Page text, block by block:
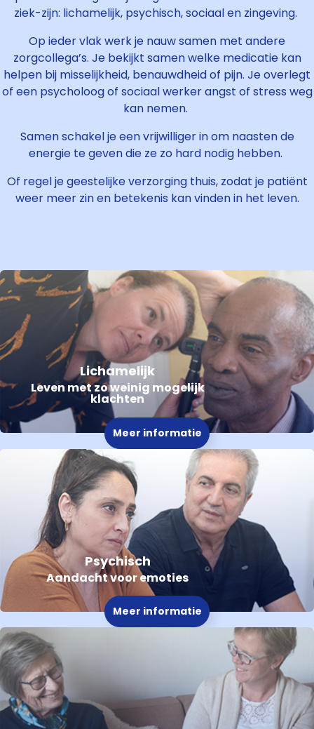
ziek-zijn: lichamelijk, psychisch, sociaal en zingeving.
Op ieder vlak werk je nauw samen met andere
zorgcollega’s. Je bekijkt samen welke medicatie kan
helpen bij misselijkheid, benauwdheid of pijn. Je overlegt
of een psycholoog of sociaal werker angst of stress weg
kan nemen.
Samen schakel je een vrijwilliger in om naasten de
energie te geven die ze zo hard nodig hebben.
Of regel je geestelijke verzorging thuis, zodat je patiënt
weer meer zin en betekenis kan vinden in het leven.
Lichamelijk
Leven met zo weinig mogelijk
klachten
Meer informatie
Psychisch
Aandacht voor emoties
Meer informatie